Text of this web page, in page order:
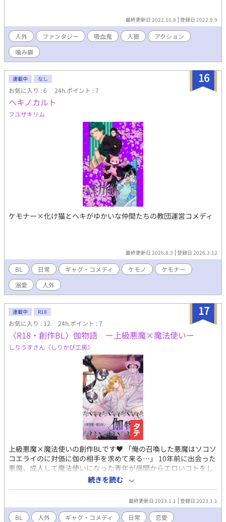
最終更新日 2022.10.8 登録日 2022.9.9
人外 ファンタジー 吸血鬼 人狼
アクション
噛み癖
16
連載中 なし
お気に入り : 6 24h.ポイント : 7
ヘキノカルト
フユザキリム
ケモナー×化け猫とヘキがゆかいな仲間たちの教団運営コメディ
最終更新日 2026.8.3 登録日 2026.3.12
BL 日常 ギャグ・コメディ ケモノ
ケモナー
溺愛
人外
17
連載中 R18
お気に入り : 12 24h.ポイント : 7
〈R18・創作BL〉伽物語 ー上級悪魔×魔法使いー
しりうすさん〈しりかぴ工房〉
上級悪魔×魔法使いの創作BLです♥ 「俺の召喚した悪魔はソコソ
コエライのに対価に伽の相手を求めて来る…」 10年前に出会った
悪魔、成人して魔法使いになった青年が昼間からエロいコトをし
ている内容です。 ムーンライトノベルで書いている小説「この異
世界は私に優しくない」〈R18×男体化×BLコメディ〉の1場面を
自分で漫画化しましたw こちらも楽しんでいただけたら嬉しいで
す♥ 〈R18×男体化×BLコメディ〉小説「この異世界は私に優し
くない」 https://novel18.syosetu.com/n1693gj/
続きを読む
最終更新日 2023.1.1 登録日 2023.1.1
BL 人外 ギャグ・コメディ 日常 恋愛